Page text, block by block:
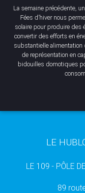
La semaine précédente,
Fées d’hiver nous
solaire pour produire des
convertir des efforts en
substantielle alimentation
de représentation en
bidouilles domotiques
LE
LE 109 - PÔLE
89